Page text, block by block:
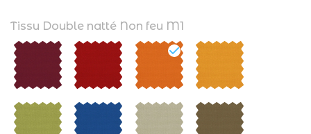
Tissu Double natté Non feu M1